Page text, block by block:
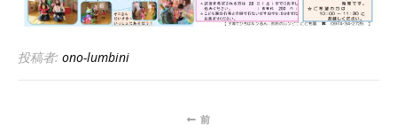
投稿者: ono-lumbini
前